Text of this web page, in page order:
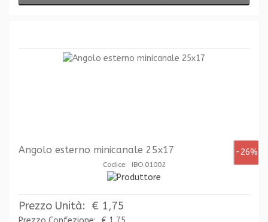
-26%
Angolo esterno minicanale 25x17
Codice: IBO.01002
Prezzo Unità: € 1,75